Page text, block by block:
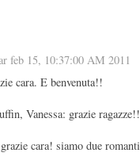
feb 15, 10:37:00 AM 2011
cara. E benvenuta!!
Vanessa: grazie
cara! siamo due